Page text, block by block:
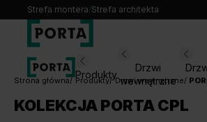
Strefa montera/Strefa architekta
Produkty
Drzwi
wewnętrzne
Wybierz swoje drzwi
Produkty
Strona główna Produkty Drzwi wewnętrzne
KOLEKCJA PORTA CPL